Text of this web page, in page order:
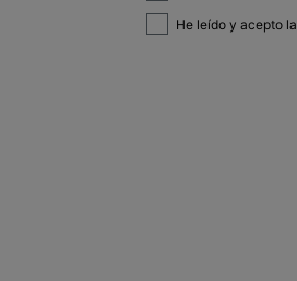
He leído y acepto la